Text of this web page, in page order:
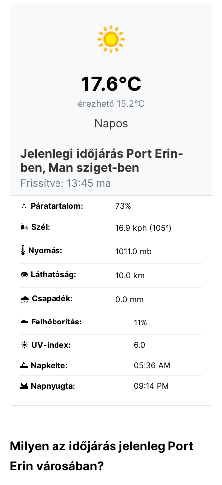
17.6°C
érezhető 15.2°C
Napos
Jelenlegi időjárás Port Erin-
ben, Man sziget-ben
Frissítve: 13:45 ma
💧 Páratartalom: 73%
🌬️ Szél: 16.9 kph (105°)
🌡️ Nyomás: 1011.0 mb
👁️ Láthatóság: 10.0 km
🌧️ Csapadék: 0.0 mm
☁️ Felhőborítás: 11%
☀️ UV-index: 6.0
🌅 Napkelte: 05:36 AM
🌇 Napnyugta: 09:14 PM
Milyen az időjárás jelenleg Port
Erin városában?